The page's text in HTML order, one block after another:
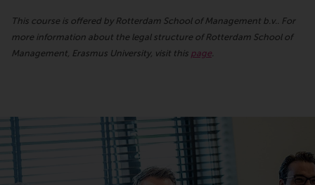
This course is offered by Rotterdam School of Management b.v.. For
more information about the legal structure of Rotterdam School of
Management, Erasmus University, visit this page.